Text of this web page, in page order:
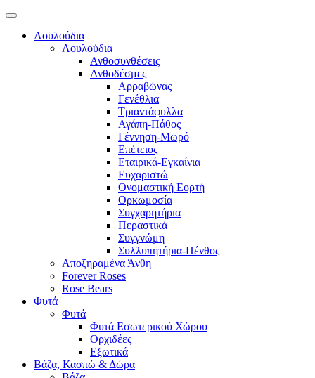
Λουλούδια
Λουλούδια
Ανθοσυνθέσεις
Ανθοδέσμες
Αρραβώνας
Γενέθλια
Τριαντάφυλλα
Αγάπη-Πάθος
Γέννηση-Μωρό
Επέτειος
Εταιρικά-Εγκαίνια
Ευχαριστώ
Ονομαστική Εορτή
Ορκωμοσία
Συγχαρητήρια
Περαστικά
Συγγνώμη
Συλλυπητήρια-Πένθος
Αποξηραμένα Άνθη
Forever Roses
Rose Bears
Φυτά
Φυτά
Φυτά Εσωτερικού Χώρου
Ορχιδέες
Εξωτικά
Βάζα, Κασπώ & Δώρα